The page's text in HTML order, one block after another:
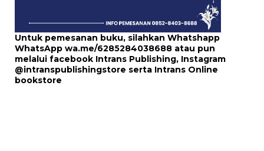
Untuk pemesanan buku, silahkan Whatshapp
WhatsApp wa.me/6285284038688 atau pun
melalui facebook Intrans Publishing, Instagram
@intranspublishingstore serta Intrans Online
bookstore